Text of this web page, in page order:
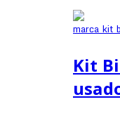
Kit